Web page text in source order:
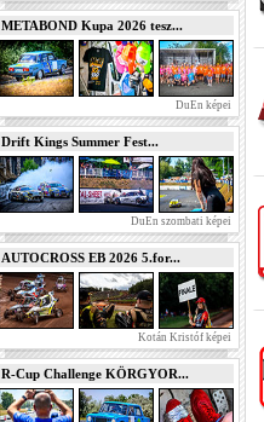
METABOND Kupa 2026 tesz...
DuEn képei
Drift Kings Summer Fest...
DuEn szombati képei
AUTOCROSS EB 2026 5.for...
Kotán Kristóf képei
R-Cup Challenge KÖRGYOR...